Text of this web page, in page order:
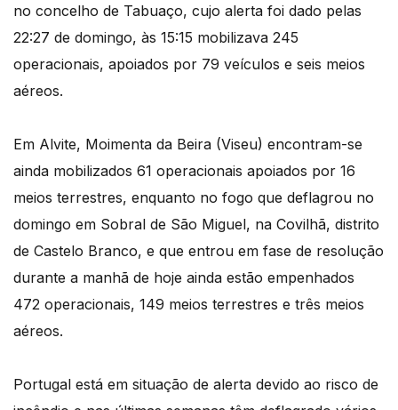
no concelho de Tabuaço, cujo alerta foi dado pelas
22:27 de domingo, às 15:15 mobilizava 245
operacionais, apoiados por 79 veículos e seis meios
aéreos.
Em Alvite, Moimenta da Beira (Viseu) encontram-se
ainda mobilizados 61 operacionais apoiados por 16
meios terrestres, enquanto no fogo que deflagrou no
domingo em Sobral de São Miguel, na Covilhã, distrito
de Castelo Branco, e que entrou em fase de resolução
durante a manhã de hoje ainda estão empenhados
472 operacionais, 149 meios terrestres e três meios
aéreos.
Portugal está em situação de alerta devido ao risco de